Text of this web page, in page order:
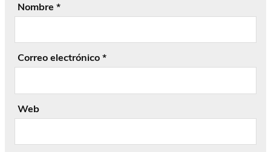
Nombre *
Correo electrónico *
Web